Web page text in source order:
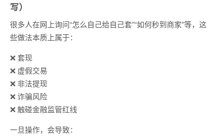
写）
很多人在网上询问“怎么自己给自己套”“如何秒到商家”等，这
些做法本质上属于：
❌ 套现
❌ 虚假交易
❌ 非法提现
❌ 诈骗风险
❌ 触碰金融监管红线
一旦操作，会导致：